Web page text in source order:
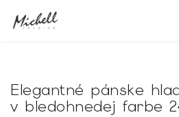
Elegantné pánske
v bledohnedej farbe